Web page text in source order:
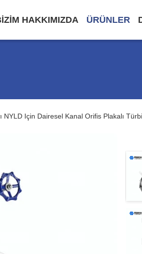
HAKKIMIZDA ÜRÜNLER
NYLD Için Dairesel Kanal Orifis Plakalı